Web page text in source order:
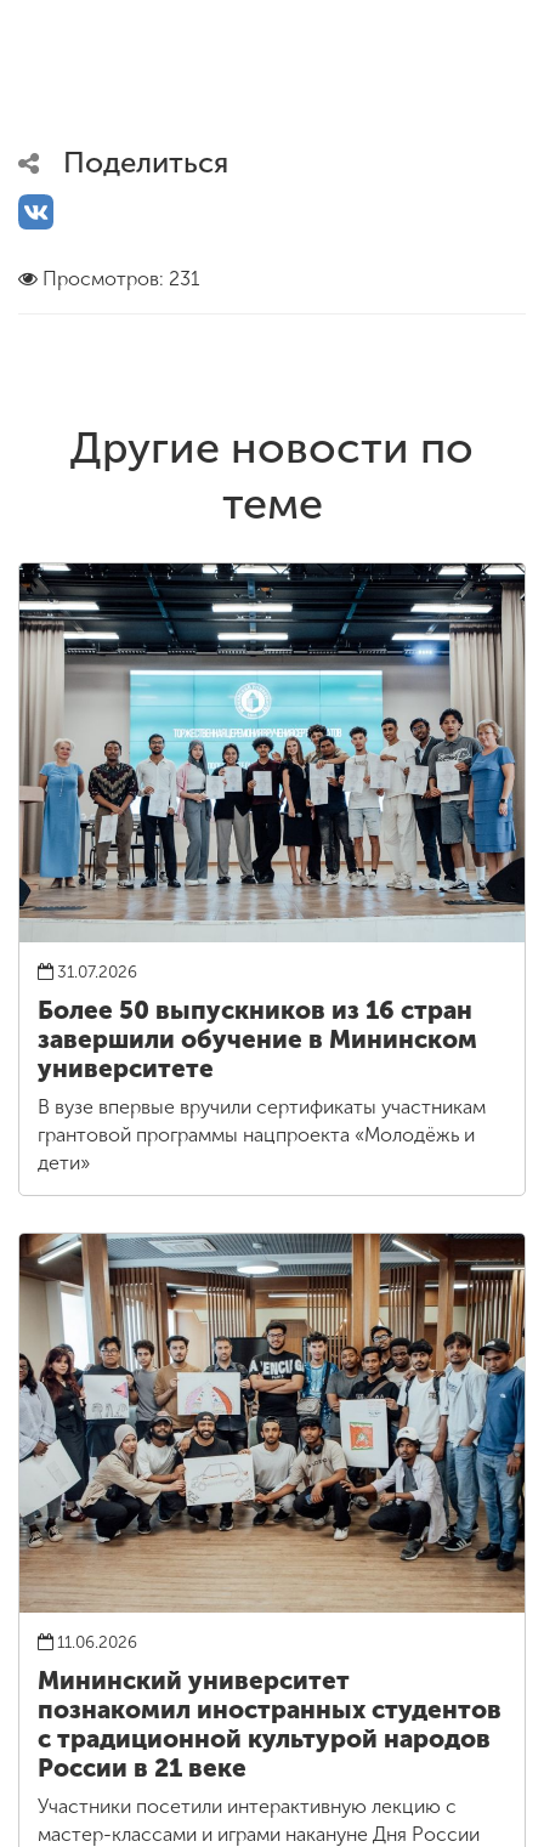
Поделиться
Просмотров: 231
Другие новости по
теме
31.07.2026
Более 50 выпускников из 16 стран
завершили обучение в Мининском
университете
В вузе впервые вручили сертификаты участникам
грантовой программы нацпроекта «Молодёжь и
дети»
11.06.2026
Мининский университет
познакомил иностранных студентов
с традиционной культурой народов
России в 21 веке
Участники посетили интерактивную лекцию с
мастер-классами и играми накануне Дня России